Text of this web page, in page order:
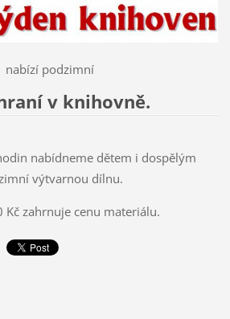
nabízí podzimní
v knihovně.
nabídneme dětem i dospělým
výtvarnou dílnu.
Kč zahrnuje cenu materiálu.